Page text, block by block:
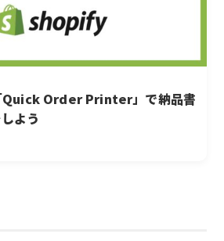
Order Printer」で納品書
よう